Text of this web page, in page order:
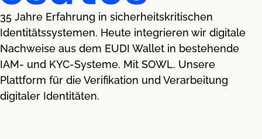
35 Jahre Erfahrung in sicherheitskritischen
Identitätssystemen. Heute integrieren wir digitale
Nachweise aus dem EUDI Wallet in bestehende
IAM- und KYC-Systeme. Mit SOWL. Unsere
Plattform für die Verifikation und Verarbeitung
digitaler Identitäten.